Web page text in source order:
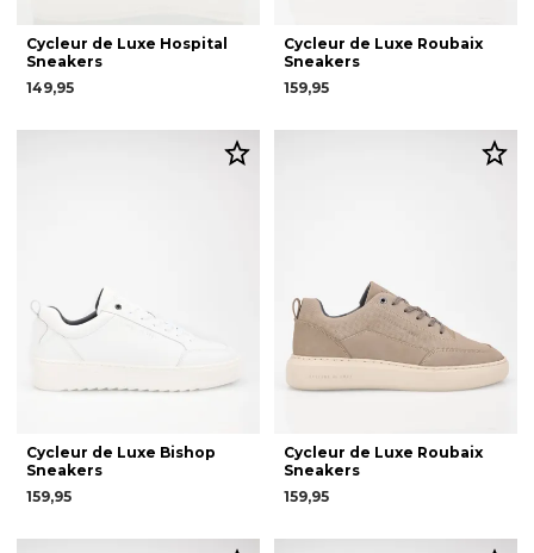
Cycleur de Luxe Hospital
Sneakers
149,95
Cycleur de Luxe Roubaix
Sneakers
159,95
Cycleur de Luxe Bishop
Sneakers
159,95
Cycleur de Luxe Roubaix
Sneakers
159,95